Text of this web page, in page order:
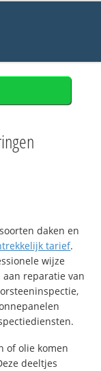
daken en
tarief.
wijze
reparatie van
of olie komen
deeltjes